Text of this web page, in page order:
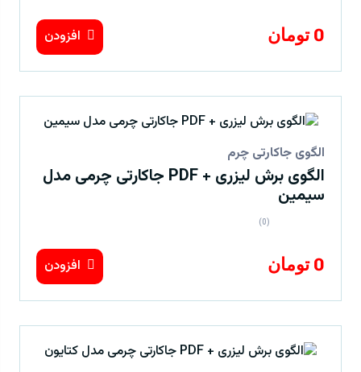
0 تومان افزودن
الگوی جاکارتی چرم
الگوی برش لیزری + PDF جاکارتی چرمی مدل
سیمین
(0)
0 تومان افزودن